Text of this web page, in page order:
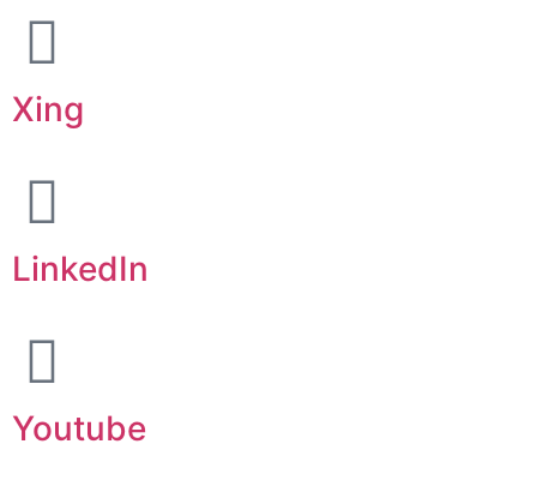
Xing
LinkedIn
Youtube